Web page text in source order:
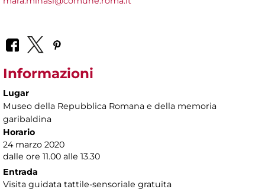
Informazioni
Lugar
Museo della Repubblica Romana e della memoria
garibaldina
Horario
24 marzo 2020
dalle ore 11.00 alle 13.30
Entrada
Visita guidata tattile-sensoriale gratuita